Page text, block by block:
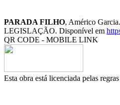
PARADA FILHO, Américo
LEGISLAÇÃO. Disponível em
QR CODE - MOBILE LINK
Esta obra está licenciada pelas regras